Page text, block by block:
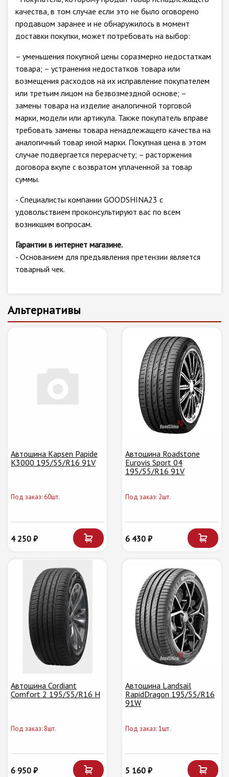
качества, в том случае если это не было оговорено
продавцом заранее и не обнаружилось в момент
доставки покупки, может потребовать на выбор:
– уменьшения покупной цены соразмерно недостаткам
товара; – устранения недостатков товара или
возмещения расходов на их исправление покупателем
или третьим лицом на безвозмездной основе; –
замены товара на изделие аналогичной торговой
марки, модели или артикула. Также покупатель вправе
требовать замены товара ненадлежащего качества на
аналогичный товар иной марки. Покупная цена в этом
случае подвергается перерасчету; – расторжения
договора вкупе с возвратом уплаченной за товар
суммы.
- Специалисты компании GOODSHINA23 с
удовольствием проконсультируют вас по всем
возникшим вопросам.
Гарантии в интернет магазине.
- Основанием для предъявления претензии является
товарный чек.
Альтернативы
Автошина Kapsen Papide
K3000 195/55/R16 91V
Под заказ: 60шт.
4 250 ₽
Автошина Roadstone
Eurovis Sport 04
195/55/R16 91V
Под заказ: 2шт.
6 430 ₽
Автошина Cordiant
Comfort 2 195/55/R16 H
Под заказ: 8шт.
6 950 ₽
Автошина Landsail
RapidDragon 195/55/R16
91W
Под заказ: 1шт.
5 160 ₽